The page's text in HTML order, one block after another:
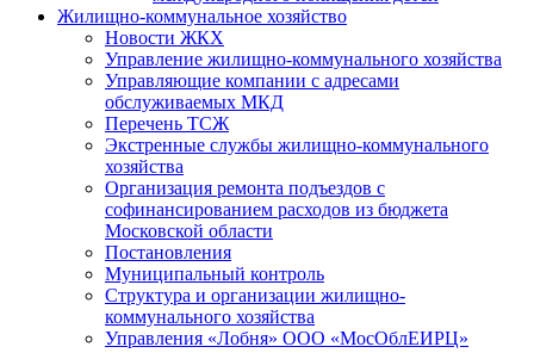
Жилищно-коммунальное хозяйство
Новости ЖКХ
Управление жилищно-коммунального хозяйства
Управляющие компании с адресами
обслуживаемых МКД
Перечень ТСЖ
Экстренные службы жилищно-коммунального
хозяйства
Организация ремонта подъездов с
софинансированием расходов из бюджета
Московской области
Постановления
Муниципальный контроль
Структура и организации жилищно-
коммунального хозяйства
Управления «Лобня» ООО «МосОблЕИРЦ»